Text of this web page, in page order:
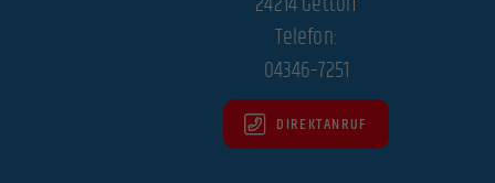
Telefon:
04346–7251
DIREKTANRUF